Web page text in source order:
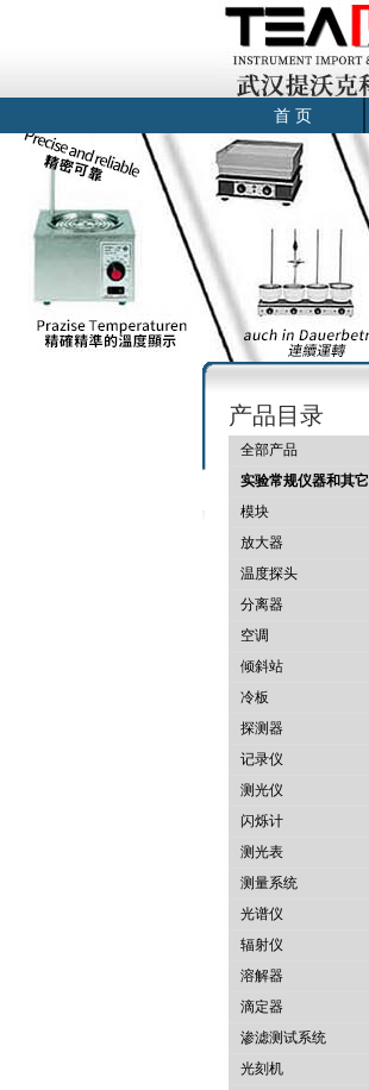
武汉提沃克科技有限公司
首 页
产品目录
全部产品
实验常规仪器和其它
模块
放大器
温度探头
分离器
空调
倾斜站
冷板
探测器
记录仪
测光仪
闪烁计
测光表
测量系统
光谱仪
辐射仪
溶解器
滴定器
渗滤测试系统
光刻机